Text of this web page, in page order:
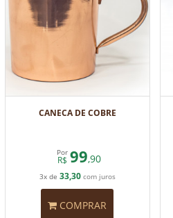
CANECA DE COBRE
Por
R$ 99,90
3x de 33,30com juros
COMPRAR